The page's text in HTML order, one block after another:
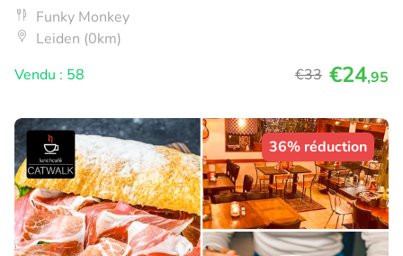
Funky Monkey
Leiden (0km)
Vendu : 58
€33 €24,95
36% réduction